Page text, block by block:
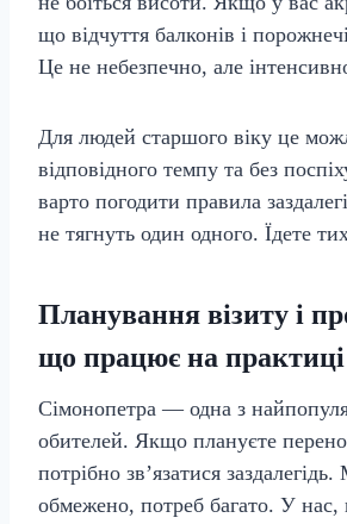
що відчуття балконів і
Це не небезпечно, але
Для людей старшого віку це
відповідного темпу та без
варто погодити правила
не тягнуть один одного. Їдете
Планування візиту і
що працює на практиці
Сімонопетра — одна з
обителей. Якщо плануєте
потрібно зв’язатися заздалегідь.
обмежено, потреб багато. У нас,